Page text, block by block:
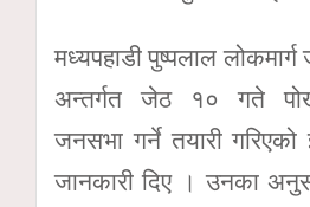
मध्यपहाडी पुष्पलाल
अन्तर्गत जेठ १० गते
जनसभा गर्ने तयारी गरिएको
जानकारी दिए । उनका